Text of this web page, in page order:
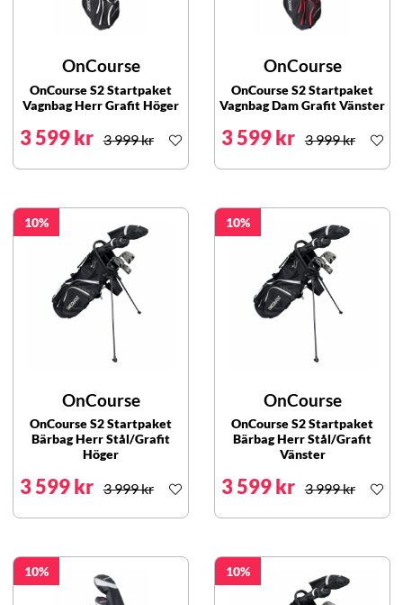
OnCourse
OnCourse S2 Startpaket
Vagnbag Herr Grafit Höger
3 599 kr 3 999 kr
OnCourse
OnCourse S2 Startpaket
Vagnbag Dam Grafit Vänster
3 599 kr 3 999 kr
10
OnCourse
OnCourse S2 Startpaket
Bärbag Herr Stål/Grafit
Höger
3 599 kr 3 999 kr
10
OnCourse
OnCourse S2 Startpaket
Bärbag Herr Stål/Grafit
Vänster
3 599 kr 3 999 kr
10 10